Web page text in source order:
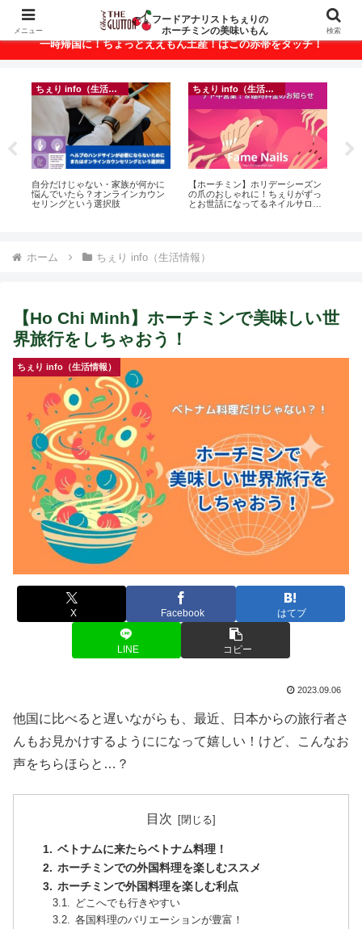
ベトナム・ホーチミンの美味いもんが満載！
一時帰国に！ちょっとええもん土産！はこの赤帯をタッチ！
ちぇり info（生活情報）
自分だけじゃない・家族が何かに
悩んでいたら？オンラインカウン
セリングという選択肢
ちぇり info（生活情報）
【ホーチミン】ホリデーシーズン
の爪のおしゃれに！ちぇりがずっ
とお世話になってるネイルサロン
ホーム ちぇり info（生活情報）
【Ho Chi Minh】ホーチミンで美味しい世
界旅行をしちゃおう！
ちぇり info（生活情報）
X Facebook はてブ
LINE コピー
2023.09.06
他国に比べると遅いながらも、最近、日本からの旅行者さ
んもお見かけするようにになって嬉しい！けど、こんなお
声をちらほらと…？
目次
ベトナムに来たらベトナム料理！
ホーチミンでの外国料理を楽しむススメ
ホーチミンで外国料理を楽しむ利点
どこへでも行きやすい
各国料理のバリエーションが豊富！
メニュー
フードアナリストちぇりの
ホーチミンの美味いもん
検索